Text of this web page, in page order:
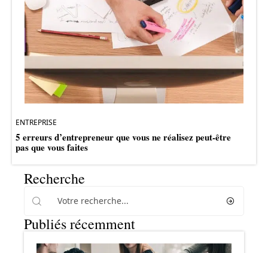
ENTREPRISE
5 erreurs d’entrepreneur que vous ne réalisez peut-être
pas que vous faites
Recherche
Publiés récemment